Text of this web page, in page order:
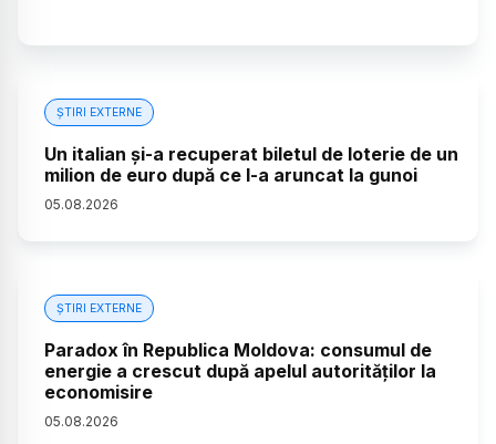
ȘTIRI EXTERNE
Un italian și-a recuperat biletul de loterie de un
milion de euro după ce l-a aruncat la gunoi
05.08.2026
ȘTIRI EXTERNE
Paradox în Republica Moldova: consumul de
energie a crescut după apelul autorităților la
economisire
05.08.2026